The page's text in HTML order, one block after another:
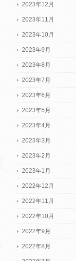
2023年12月
2023年11月
2023年10月
2023年9月
2023年8月
2023年7月
2023年6月
2023年5月
2023年4月
2023年3月
2023年2月
2023年1月
2022年12月
2022年11月
2022年10月
2022年9月
2022年8月